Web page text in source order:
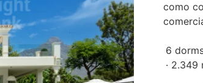
como
6
2.349